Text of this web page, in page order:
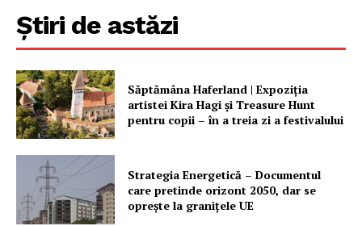
FREEDOM HOUSE ROMÂNIA
PRESShub
Despre noi / Echipa
Proiecte editoriale
Rețea
Contact
Știri de astăzi
Săptămâna Haferland | Expoziţia
artistei Kira Hagi şi Treasure Hunt
pentru copii – în a treia zi a festivalului
Strategia Energetică – Documentul
care pretinde orizont 2050, dar se
oprește la granițele UE